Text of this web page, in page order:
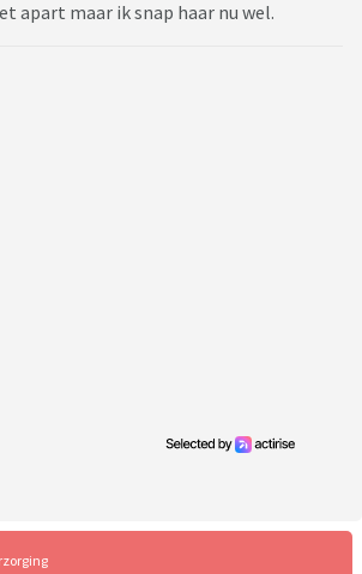
apart maar ik snap haar nu wel.